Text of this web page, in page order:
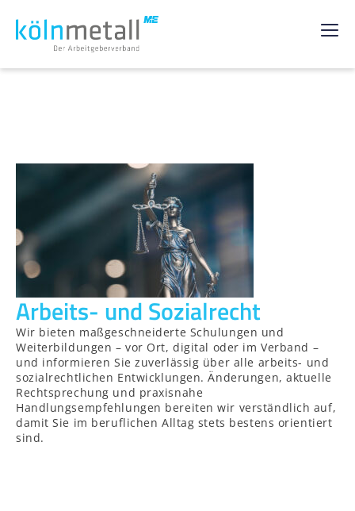
Arbeits- und Sozialrecht
Wir bieten maßgeschneiderte Schulungen und
Weiterbildungen – vor Ort, digital oder im Verband –
und informieren Sie zuverlässig über alle arbeits- und
sozialrechtlichen Entwicklungen. Änderungen, aktuelle
Rechtsprechung und praxisnahe
Handlungsempfehlungen bereiten wir verständlich auf,
damit Sie im beruflichen Alltag stets bestens orientiert
sind.